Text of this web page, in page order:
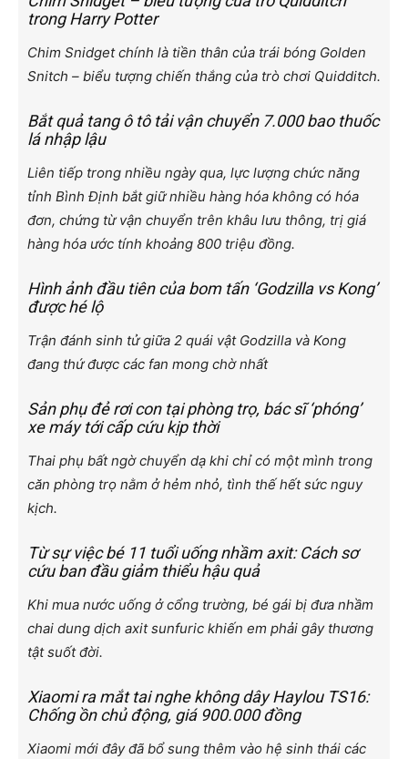
trong Harry Potter
Chim Snidget chính là tiền thân của trái bóng Golden
Snitch – biểu tượng chiến thắng của trò chơi Quidditch.
Bắt quả tang ô tô tải vận chuyển 7.000 bao thuốc
lá nhập lậu
Liên tiếp trong nhiều ngày qua, lực lượng chức năng
tỉnh Bình Định bắt giữ nhiều hàng hóa không có hóa
đơn, chứng từ vận chuyển trên khâu lưu thông, trị giá
hàng hóa ước tính khoảng 800 triệu đồng.
Hình ảnh đầu tiên của bom tấn ‘Godzilla vs Kong’
được hé lộ
Trận đánh sinh tử giữa 2 quái vật Godzilla và Kong
đang thứ được các fan mong chờ nhất
Sản phụ đẻ rơi con tại phòng trọ, bác sĩ ‘phóng’
xe máy tới cấp cứu kịp thời
Thai phụ bất ngờ chuyển dạ khi chỉ có một mình trong
căn phòng trọ nằm ở hẻm nhỏ, tình thế hết sức nguy
kịch.
Từ sự việc bé 11 tuổi uống nhầm axit: Cách sơ
cứu ban đầu giảm thiểu hậu quả
Khi mua nước uống ở cổng trường, bé gái bị đưa nhầm
chai dung dịch axit sunfuric khiến em phải gây thương
tật suốt đời.
Xiaomi ra mắt tai nghe không dây Haylou TS16:
Chống ồn chủ động, giá 900.000 đồng
Xiaomi mới đây đã bổ sung thêm vào hệ sinh thái các